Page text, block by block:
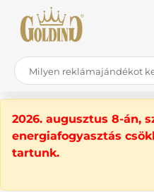
2026. augusztus 8-án,
energiafogyasztás
tartunk.